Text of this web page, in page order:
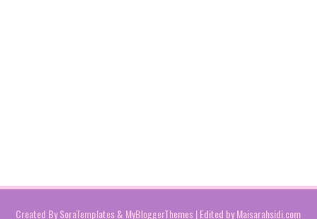
Created BySoraTemplates& MyBloggerThemes| Edited byMaisarahsidi.com